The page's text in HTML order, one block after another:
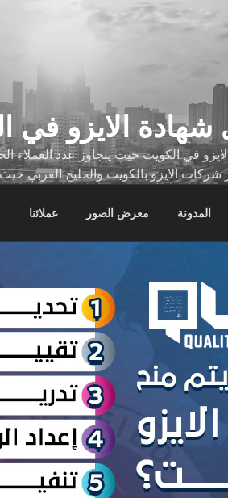
الايزو في
في الكويت حيث يتجاوز عدد العملاء
شركات الايزو بالكويت والخليج العربي
المدونة معرض الصور عملائنا